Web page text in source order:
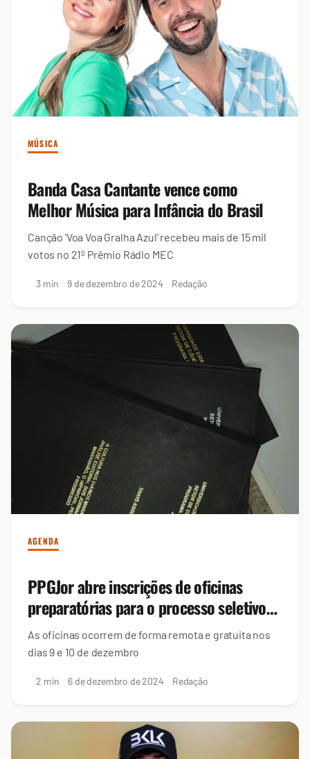
MÚSICA
Banda Casa Cantante vence como
Melhor Música para Infância do Brasil
Canção ‘Voa Voa Gralha Azul’ recebeu mais de 15 mil
votos no 21º Prêmio Rádio MEC
3 min 9 de dezembro de 2024 Redação
AGENDA
PPGJor abre inscrições de oficinas
preparatórias para o processo seletivo
de 2025
As oficinas ocorrem de forma remota e gratuita nos
dias 9 e 10 de dezembro
2 min 6 de dezembro de 2024 Redação